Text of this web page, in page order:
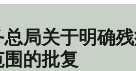
局关于明确
的批复